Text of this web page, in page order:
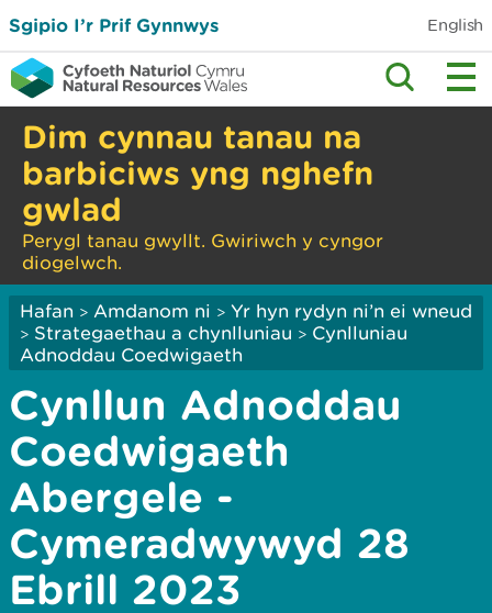
Sgipio I’r Prif Gynnwys English
Dim cynnau tanau na
barbiciws yng nghefn
gwlad
Perygl tanau gwyllt. Gwiriwch y cyngor
diogelwch.
Hafan > Amdanom ni > Yr hyn rydyn ni’n ei wneud
> Strategaethau a chynlluniau > Cynlluniau
Adnoddau Coedwigaeth
Cynllun Adnoddau
Coedwigaeth
Abergele -
Cymeradwywyd 28
Ebrill 2023